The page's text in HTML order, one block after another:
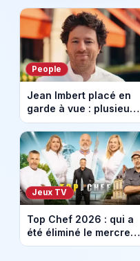
People
Jean Imbert placé en
garde à vue : plusieurs
ex-compagnes
l’accusent de
violences conjugales
Jeux TV
Top Chef 2026 : qui a
été éliminé le mercredi
3 juin et qui sont les 2